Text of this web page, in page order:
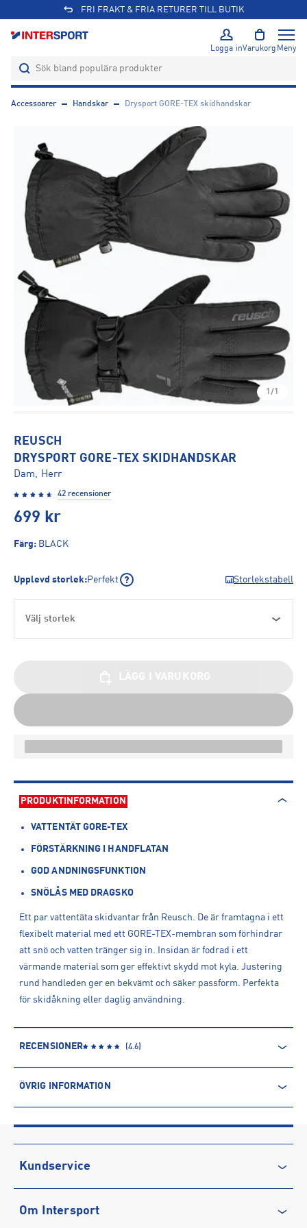
FRI FRAKT & FRIA RETURER TILL BUTIK
Logga inVarukorg Meny
Accessoarer Handskar Drysport GORE-TEX skidhandskar
1/1
REUSCH
DRYSPORT GORE-TEX SKIDHANDSKAR
Dam, Herr
42 recensioner
699 kr
Färg: BLACK
Upplevd storlek:Perfekt Storlekstabell
Välj storlek
PRODUKTINFORMATION
VATTENTÄT GORE-TEX
FÖRSTÄRKNING I HANDFLATAN
GOD ANDNINGSFUNKTION
SNÖLÅS MED DRAGSKO
Ett par vattentäta skidvantar från Reusch. De är framtagna i ett
flexibelt material med ett GORE-TEX-membran som förhindrar
att snö och vatten tränger sig in. Insidan är fodrad i ett
värmande material som ger effektivt skydd mot kyla. Justering
rund handleden ger en bekvämt och säker passform. Perfekta
för skidåkning eller daglig användning.
RECENSIONER (4.6)
ÖVRIG INFORMATION
Produktnummer: 1533288
Leverantörens produktnummer: 6205300
Artikelnummer: 153328801-Black
Tillverkaradress
Kundservice
Vanliga frågor & svar
Om Intersport